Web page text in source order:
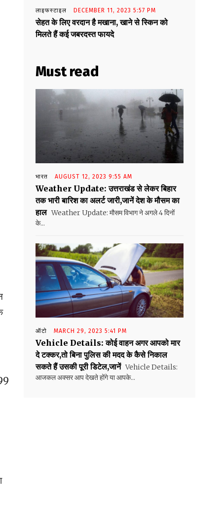
लाइफस्टाइल DECEMBER 11, 2023 5:57 PM
सेहत के लिए वरदान है मखाना, खाने से स्किन को
मिलते हैं कई जबरदस्त फायदे
Must read
भारत AUGUST 12, 2023 9:55 AM
Weather Update: उत्तराखंड से लेकर बिहार
तक भारी बारिश का अलर्ट जारी,जानें देश के मौसम का
हाल Weather Update: मौसम विभाग ने अगले 4 दिनों
के...
ऑटो MARCH 29, 2023 5:41 PM
Vehicle Details: कोई वाहन अगर आपको मार
दे टक्कर,तो बिना पुलिस की मदद के कैसे निकाल
सकते हैं उसकी पूरी डिटेल,जानें Vehicle Details:
आजकल अक्सर आप देखते होंगे या आपके...